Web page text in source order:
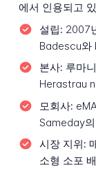
에서 인용되고
설립: 2007
Badescu와
본사: 루마
Herastrau
모회사:
Sameday
시장 지위:
소형 소포